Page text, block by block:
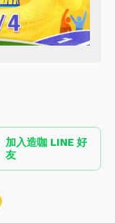
加入造咖 LINE 好
友